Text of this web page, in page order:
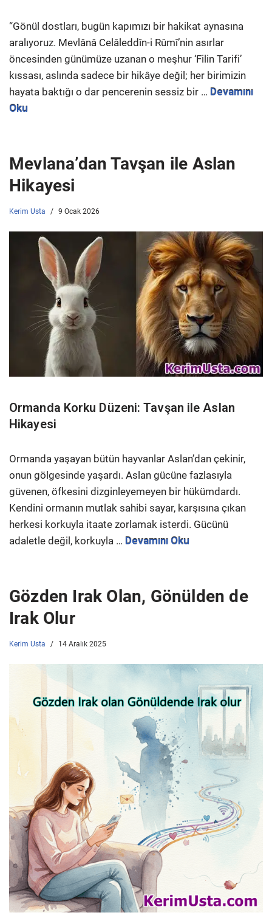
“Gönül dostları, bugün kapımızı bir hakikat aynasına
aralıyoruz. Mevlânâ Celâleddîn-i Rûmî’nin asırlar
öncesinden günümüze uzanan o meşhur ‘Filin Tarifi’
kıssası, aslında sadece bir hikâye değil; her birimizin
hayata baktığı o dar pencerenin sessiz bir … Devamını
Oku
Mevlana’dan Tavşan ile Aslan
Hikayesi
Kerim Usta 9 Ocak 2026
Ormanda Korku Düzeni: Tavşan ile Aslan
Hikayesi
Ormanda yaşayan bütün hayvanlar Aslan’dan çekinir,
onun gölgesinde yaşardı. Aslan gücüne fazlasıyla
güvenen, öfkesini dizginleyemeyen bir hükümdardı.
Kendini ormanın mutlak sahibi sayar, karşısına çıkan
herkesi korkuyla itaate zorlamak isterdi. Gücünü
adaletle değil, korkuyla … Devamını Oku
Gözden Irak Olan, Gönülden de
Irak Olur
Kerim Usta 14 Aralık 2025